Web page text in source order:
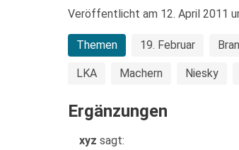
Veröffentlicht am 12. April 2011
Themen 19. Februar
LKA Machern Niesky
Ergänzungen
xyz sagt: